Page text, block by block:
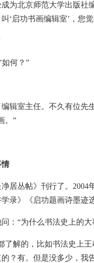
北京师范大学出版社
‘启功书画编辑室’，您
何？”
室主任。不久有位先
。”
情
丛帖》刊行了。2004
录》《启功题画诗墨迹
“为什么书法史上的大
解的，比如书法史上王
？有。但是没多少，我